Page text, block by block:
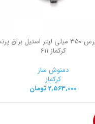
فرنچ پرس 350 میلی لیتر استیل براق
کرکماز 611
دمنوش ساز
کرکماز
2,563,000تومان